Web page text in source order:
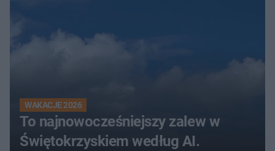
WAKACJE 2026
To najnowocześniejszy zalew w
Świętokrzyskiem według AI.